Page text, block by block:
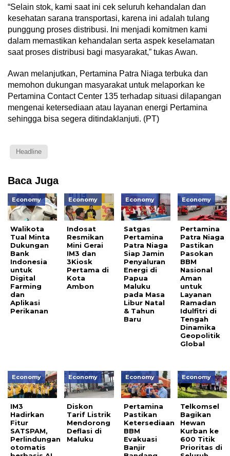
“Selain stok, kami saat ini cek seluruh kehandalan dan
kesehatan sarana transportasi, karena ini adalah tulang
punggung proses distribusi. Ini menjadi komitmen kami
dalam memastikan kehandalan serta aspek keselamatan
saat proses distribusi bagi masyarakat,” tukas Awan.
Awan melanjutkan, Pertamina Patra Niaga terbuka dan
memohon dukungan masyarakat untuk melaporkan ke
Pertamina Contact Center 135 terhadap situasi dilapangan
mengenai ketersediaan atau layanan energi Pertamina
sehingga bisa segera ditindaklanjuti. (PT)
Headline
Baca Juga
Economy
Walikota
Tual Minta
Dukungan
Bank
Indonesia
untuk
Digital
Farming
dan
Aplikasi
Perikanan
Economy
Indosat
Resmikan
Mini Gerai
IM3 dan
3Kiosk
Pertama di
Kota
Ambon
Economy
Satgas
Pertamina
Patra Niaga
Siap Jamin
Penyaluran
Energi di
Papua
Maluku
pada Masa
Libur Natal
& Tahun
Baru
Economy
Pertamina
Patra Niaga
Pastikan
Pasokan
BBM
Nasional
Aman
untuk
Layanan
Ramadan
Idulfitri di
Tengah
Dinamika
Geopolitik
Global
Economy
IM3
Hadirkan
Fitur
SATSPAM,
Perlindungan
otomatis
Economy
Diskon
Tarif Listrik
Mendorong
Deflasi di
Maluku
Economy
Pertamina
Pastikan
Ketersediaan
BBM
Evakuasi
Banjir
Economy
Telkomsel
Bagikan
Hewan
Kurban ke
600 Titik
Prioritas di